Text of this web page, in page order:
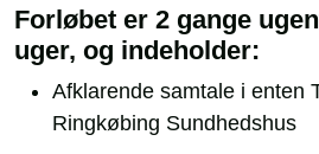
Forløbet er 2 gange
uger, og indeholder:
Afklarende samtale i enten
Ringkøbing Sundhedshus